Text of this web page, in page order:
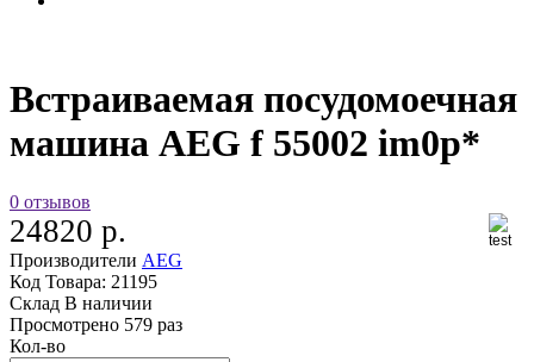
Встраиваемая посудомоечная
машина AEG f 55002 im0p*
0 отзывов
24820 р.
Производители AEG
Код Товара: 21195
Склад В наличии
Просмотрено 579 раз
Кол-во